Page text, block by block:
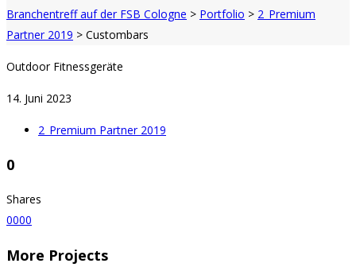
Branchentreff auf der FSB Cologne > Portfolio > 2_Premium
Partner 2019 > Custombars
Outdoor Fitnessgeräte
14. Juni 2023
2_Premium Partner 2019
0
Shares
0000
More Projects